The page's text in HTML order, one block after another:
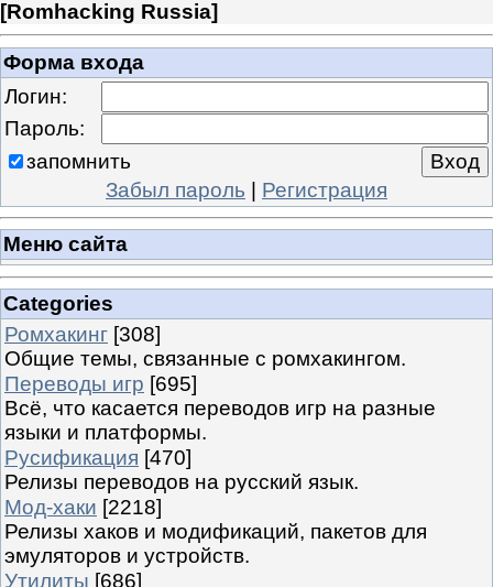
[Romhacking Russia]
Форма входа
Логин:
Пароль:
запомнить
Забыл пароль | Регистрация
Меню сайта
Categories
Ромхакинг [308]
Общие темы, связанные с ромхакингом.
Переводы игр [695]
Всё, что касается переводов игр на разные
языки и платформы.
Русификация [470]
Релизы переводов на русский язык.
Мод-хаки [2218]
Релизы хаков и модификаций, пакетов для
эмуляторов и устройств.
Утилиты [686]